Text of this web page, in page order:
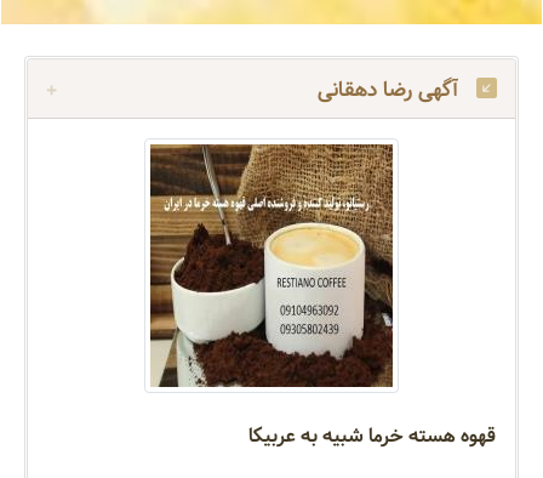
آگهی رضا دهقانی
قهوه هسته خرما شبیه به عربیکا